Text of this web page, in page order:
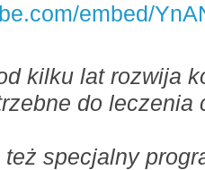
embed/
kilku lat rozwija
do leczenia
też specjalny